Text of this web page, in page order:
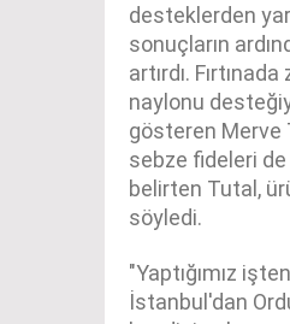
desteklerden
sonuçların
artırdı.
naylonu
gösteren Merve
sebze fideleri
belirten Tutal,
söyledi.
"Yaptığımız
İstanbul'dan